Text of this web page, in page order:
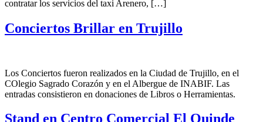
contratar los servicios del taxi Arenero, […]
Conciertos Brillar en Trujillo
Los Conciertos fueron realizados en la Ciudad de Trujillo, en el
COlegio Sagrado Corazón y en el Albergue de INABIF. Las
entradas consistieron en donaciones de Libros o Herramientas.
Stand en Centro Comercial El Quinde